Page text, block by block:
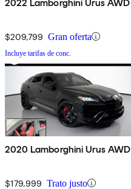
2022 Lamborghini Urus AWD
$209,799 Gran oferta
Incluye tarifas de conc.
2020 Lamborghini Urus AWD
$179,999 Trato justo